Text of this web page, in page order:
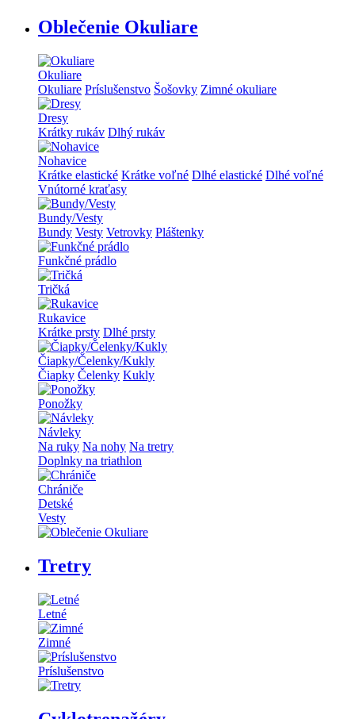
Oblečenie Okuliare
Okuliare
Okuliare Príslušenstvo Šošovky Zimné okuliare
Dresy
Krátky rukáv Dlhý rukáv
Nohavice
Krátke elastické Krátke voľné Dlhé elastické Dlhé voľné
Vnútorné kraťasy
Bundy/Vesty
Bundy Vesty Vetrovky Pláštenky
Funkčné prádlo
Tričká
Rukavice
Krátke prsty Dlhé prsty
Čiapky/Čelenky/Kukly
Čiapky Čelenky Kukly
Ponožky
Návleky
Na ruky Na nohy Na tretry
Doplnky na triathlon
Chrániče
Detské
Vesty
Tretry
Letné
Zimné
Príslušenstvo